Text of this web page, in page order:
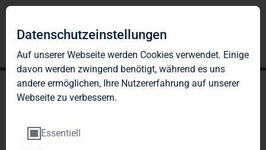
Datenschutzeinstellungen
Auf unserer Webseite werden Cookies verwendet. Einige
davon werden zwingend benötigt, während es uns
andere ermöglichen, Ihre Nutzererfahrung auf unserer
Webseite zu verbessern.
Essentiell